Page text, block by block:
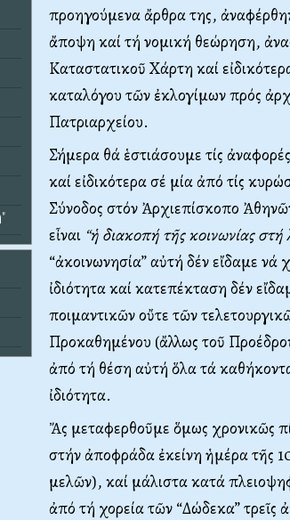
προηγούμενα ἄρθρα της,
ἄποψη καί τή νομική θεώρηση,
Καταστατικοῦ Χάρτη καί
καταλόγου τῶν ἐκλογίμων πρός
Πατριαρχείου.
Σήμερα θά ἑστιάσουμε τίς
καί εἰδικότερα σέ μία ἀπό τίς
Σύνοδος στόν Ἀρχιεπίσκοπο
εἶναι “ἡ διακοπή τῆς κοινωνίας
“ἀκοινωνησία” αὐτή δέν εἴδαμε
ἰδιότητα καί κατεπέκταση δέν
ποιμαντικῶν οὔτε τῶν
Προκαθημένου (ἄλλως τοῦ
ἀπό τή θέση αὐτή ὅλα τά
ἰδιότητα.
Ἄς μεταφερθοῦμε ὅμως χρονικῶς
στήν ἀποφράδα ἐκείνη ἡμέρα τῆς
μελῶν), καί μάλιστα κατά
ἀπό τή χορεία τῶν “Δώδεκα” τρεῖς